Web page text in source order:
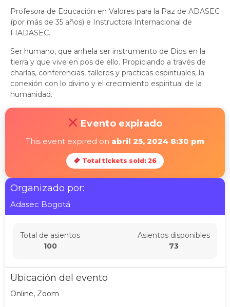
Profesora de Educación en Valores para la Paz de ADASEC
(por más de 35 años) e Instructora Internacional de
FIADASEC.
Ser humano, que anhela ser instrumento de Dios en la
tierra y que vive en pos de ello. Propiciando a través de
charlas, conferencias, talleres y practicas espirituales, la
conexión con lo divino y el crecimiento espiritual de la
humanidad.
Evento expirado
This event expired on abril 25, 2024 8:30 pm
Total tickets sold: 26
Organizado por:
Adasec Bogotá
Total de asientos
100
Asientos disponibles
73
Ubicación del evento
Online, Zoom